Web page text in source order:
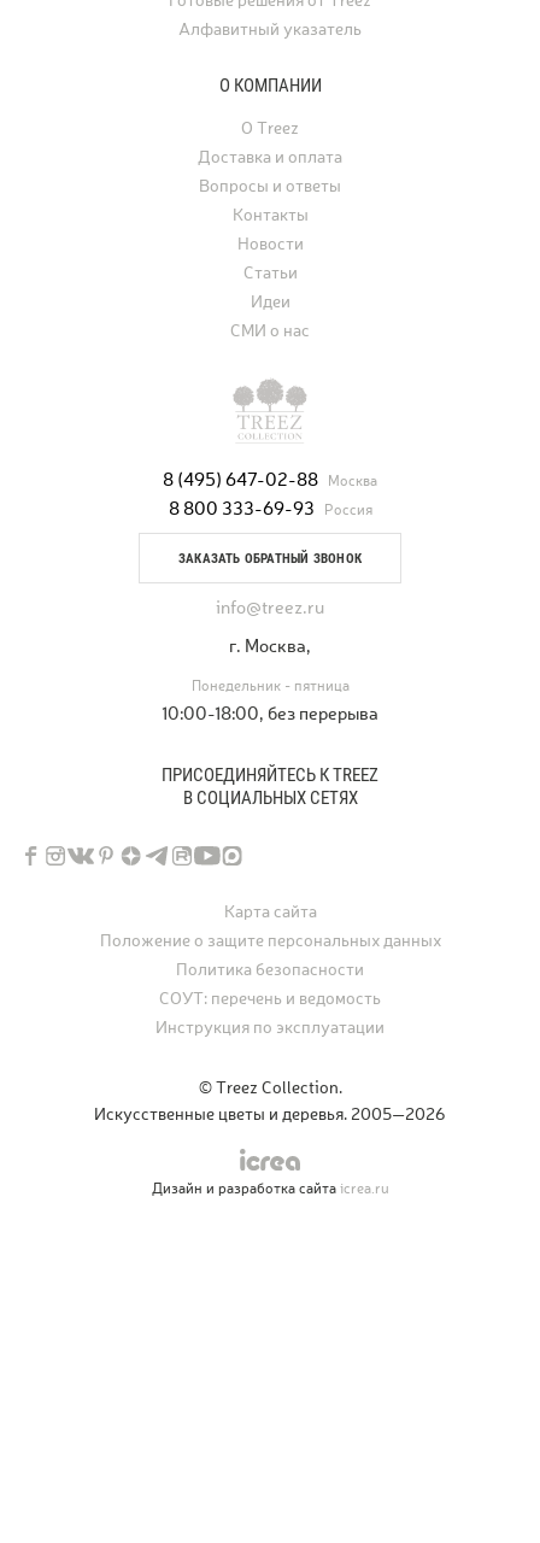
8 (495) 647-02-88 Москва
8 800 333-69-93 Россия
ЗАКАЗАТЬ ОБРАТНЫЙ ЗВОНОК
info@treez.ru
г. Москва,
Понедельник - пятница
10:00-18:00, без перерыва
Алфавитный указатель
О КОМПАНИИ
О Treez
Доставка и оплата
Вопросы и ответы
Контакты
Новости
Статьи
Идеи
СМИ о нас
ПРИСОЕДИНЯЙТЕСЬ К TREEZ
В СОЦИАЛЬНЫХ СЕТЯХ
© Treez Collection.
Искусственные цветы и деревья. 2005—2026
Карта сайта
Положение о защите персональных данных
Политика безопасности
СОУТ: перечень и ведомость
Инструкция по эксплуатации
Дизайн и разработка сайтаicrea.ru